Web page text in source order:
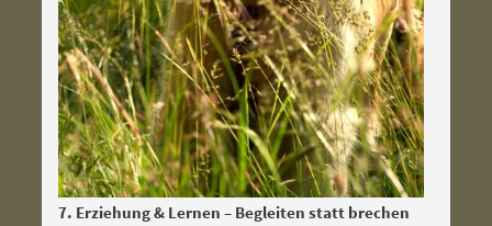
7. Erziehung & Lernen – Begleiten statt brechen